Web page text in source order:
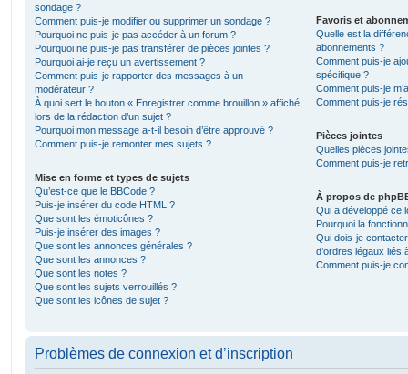
sondage ?
Comment puis-je modifier ou supprimer un sondage ?
Pourquoi ne puis-je pas accéder à un forum ?
Pourquoi ne puis-je pas transférer de pièces jointes ?
Pourquoi ai-je reçu un avertissement ?
Comment puis-je rapporter des messages à un
modérateur ?
À quoi sert le bouton « Enregistrer comme brouillon » affiché
lors de la rédaction d’un sujet ?
Pourquoi mon message a-t-il besoin d’être approuvé ?
Comment puis-je remonter mes sujets ?
Mise en forme et types de sujets
Qu’est-ce que le BBCode ?
Puis-je insérer du code HTML ?
Que sont les émoticônes ?
Puis-je insérer des images ?
Que sont les annonces générales ?
Que sont les annonces ?
Que sont les notes ?
Que sont les sujets verrouillés ?
Que sont les icônes de sujet ?
Favoris et
Quelle est la
abonnements ?
Comment puis-je
spécifique ?
Comment puis-je
Comment puis-je
Pièces jointes
Quelles pièces
Comment puis-je
À propos de
Qui a développé ce
Pourquoi la
Qui dois-je
d’ordres légaux liés
Comment puis-je
Problèmes de connexion et d’inscription